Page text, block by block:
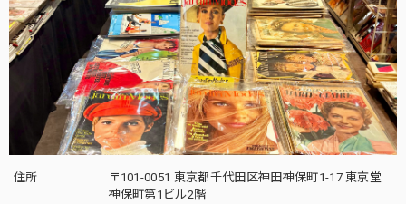
住所
〒101-0051 東京都千代田区神田神保町1-17 東京堂
神保町第1ビル2階